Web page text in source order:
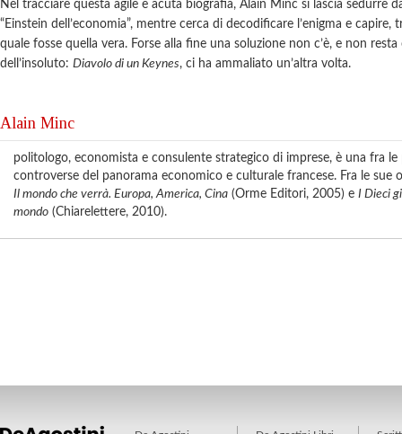
Nel tracciare questa agile e acuta biografia, Alain Minc si lascia sedurre
“Einstein dell’economia”, mentre cerca di decodificare l’enigma e
quale fosse quella vera. Forse alla fine una soluzione non c’è, e non
dell’insoluto: Diavolo di un Keynes, ci ha ammaliato un’altra volta.
Alain Minc
politologo, economista e consulente strategico di imprese, è una fra
controverse del panorama economico e culturale francese. Fra le sue
Il mondo che verrà. Europa, America, Cina (Orme Editori, 2005) e I Dieci
mondo (Chiarelettere, 2010).